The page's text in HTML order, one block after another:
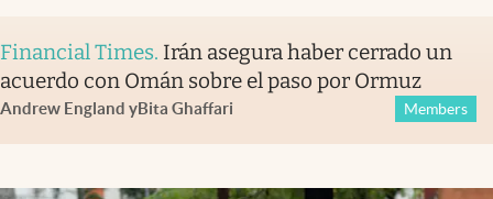
Financial Times. Irán asegura haber cerrado un
acuerdo con Omán sobre el paso por Ormuz
Andrew England yBita Ghaffari Members